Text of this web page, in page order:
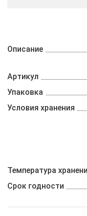
Описание
Артикул
Упаковка
Условия хранения
Температура
Срок годности